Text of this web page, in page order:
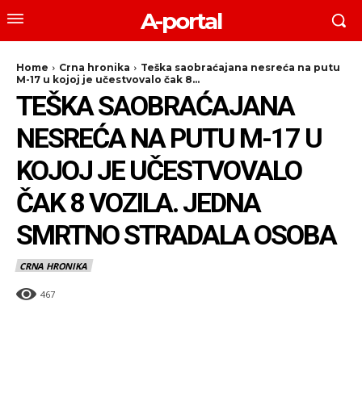
A-portal
Home Crna hronika
Teška saobraćajana nesreća na putu
M-17 u kojoj je učestvovalo čak 8...
TEŠKA SAOBRAĆAJANA
NESREĆA NA PUTU M-17 U
KOJOJ JE UČESTVOVALO
ČAK 8 VOZILA. JEDNA
SMRTNO STRADALA OSOBA
CRNA HRONIKA
467